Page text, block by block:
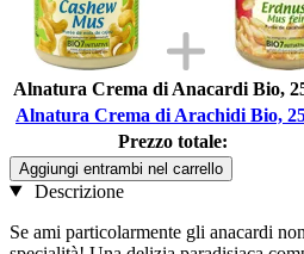
Alnatura Crema di Anacardi Bio,
Alnatura Crema di Arachidi Bio,
Prezzo totale:
Aggiungi entrambi nel carrello
Descrizione
Se ami particolarmente gli anacardi